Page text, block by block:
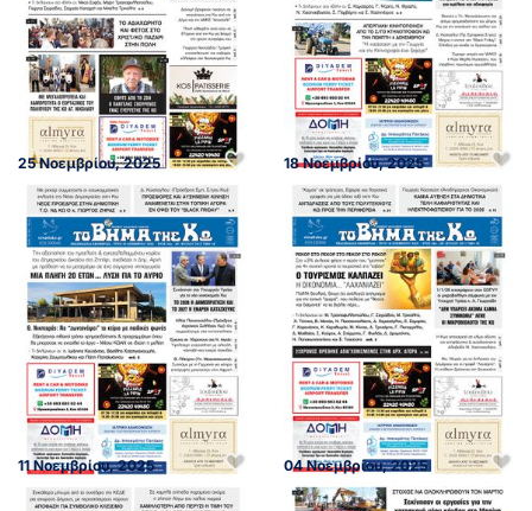
25 Νοεμβρίου, 2025 18 Νοεμβρίου, 2025
11 Νοεμβρίου, 2025 04 Νοεμβρίου, 2025